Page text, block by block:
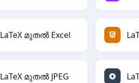
LaTeX മുതൽ Excel
LaTeX മുതൽ JPEG